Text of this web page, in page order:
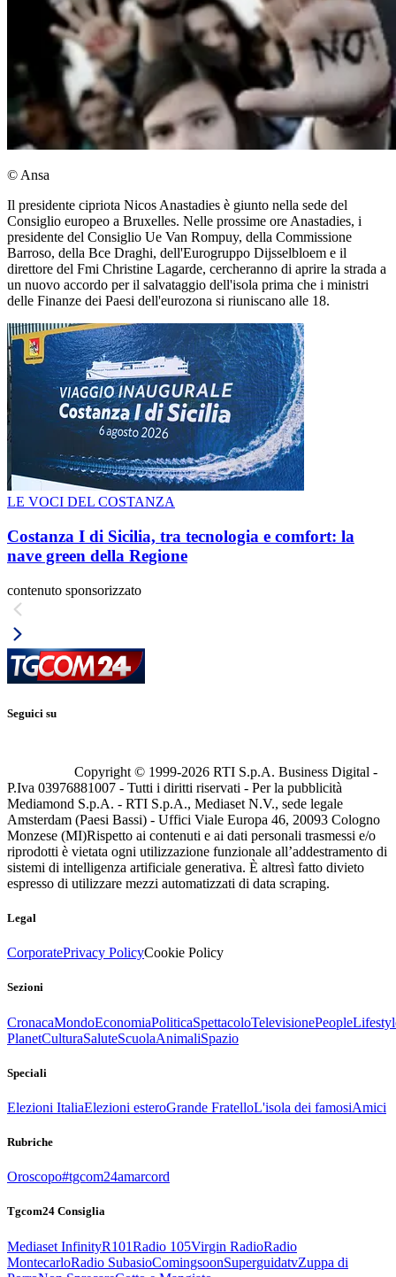
© Ansa
Il presidente cipriota Nicos Anastadies è giunto nella sede del
Consiglio europeo a Bruxelles. Nelle prossime ore Anastadies, i
presidente del Consiglio Ue Van Rompuy, della Commissione
Barroso, della Bce Draghi, dell'Eurogruppo Dijsselbloem e il
direttore del Fmi Christine Lagarde, cercheranno di aprire la strada a
un nuovo accordo per il salvataggio dell'isola prima che i ministri
delle Finanze dei Paesi dell'eurozona si riuniscano alle 18.
LE VOCI DEL COSTANZA
Costanza I di Sicilia, tra tecnologia e comfort: la
nave green della Regione
contenuto sponsorizzato
Seguici su
Copyright © 1999-2026 RTI S.p.A. Business Digital -
P.Iva 03976881007 - Tutti i diritti riservati - Per la pubblicità
Mediamond S.p.A. - RTI S.p.A., Mediaset N.V., sede legale
Amsterdam (Paesi Bassi) - Uffici Viale Europa 46, 20093 Cologno
Monzese (MI)Rispetto ai contenuti e ai dati personali trasmessi e/o
riprodotti è vietata ogni utilizzazione funzionale all’addestramento di
sistemi di intelligenza artificiale generativa. È altresì fatto divieto
espresso di utilizzare mezzi automatizzati di data scraping.
Legal
CorporatePrivacy PolicyCookie Policy
Sezioni
CronacaMondoEconomiaPoliticaSpettacoloTelevisionePeople
PlanetCulturaSaluteScuolaAnimaliSpazio
Speciali
Elezioni ItaliaElezioni esteroGrande FratelloL'isola dei famosiAmici
Rubriche
Oroscopo#tgcom24amarcord
Tgcom24 Consiglia
Mediaset InfinityR101Radio 105Virgin RadioRadio
MontecarloRadio SubasioComingsoonSuperguidatvZuppa di